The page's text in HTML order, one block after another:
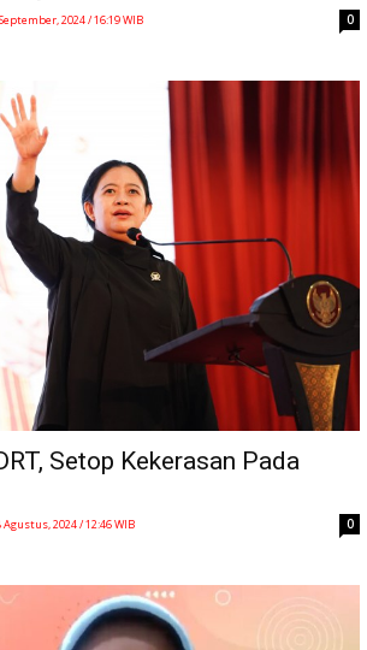
2024 / 16:19 WIB 0
Setop Kekerasan Pada
Agustus, 2024 / 12:46 WIB 0